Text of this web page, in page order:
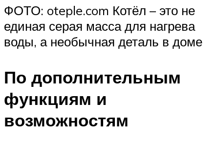
ФОТО: oteple.com Котёл – это не
единая серая масса для нагрева
воды, а необычная деталь в доме
По дополнительным
функциям и
возможностям